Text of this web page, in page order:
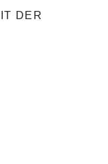
DER